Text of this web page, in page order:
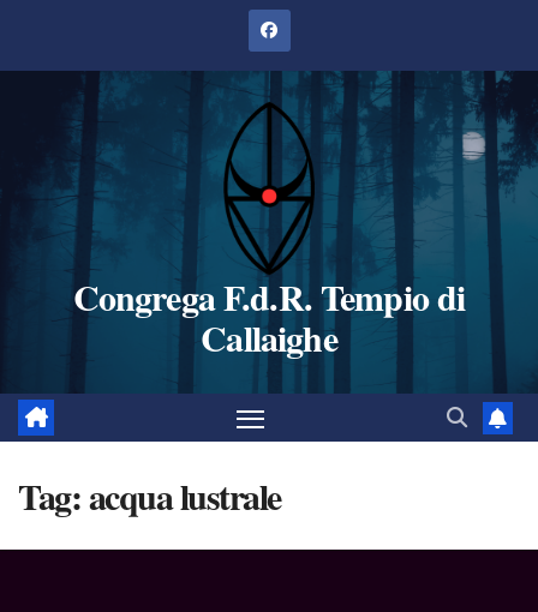
Congrega F.d.R. Tempio di
Callaighe
Tag:acqua lustrale